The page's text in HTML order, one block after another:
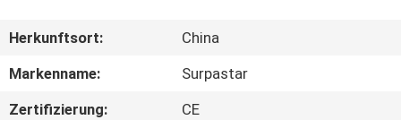
ÜBER
Herkunftsort:
China
Markenname:
Surpastar
Zertifizierung:
CE